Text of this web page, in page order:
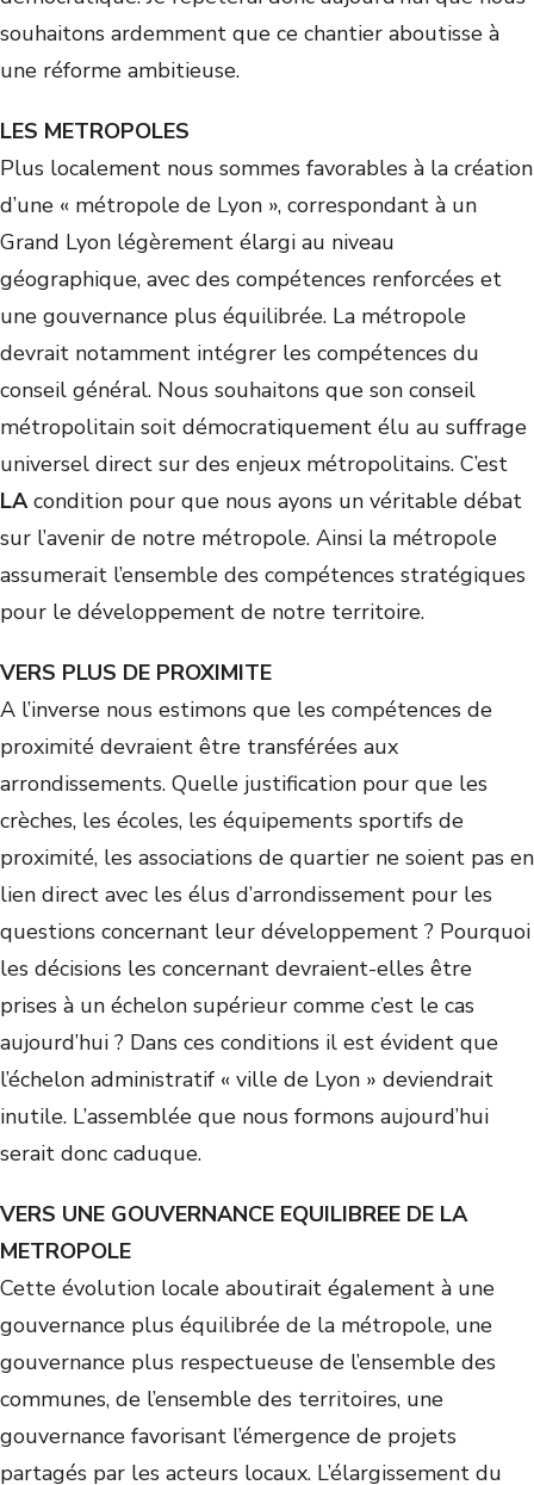
souhaitons ardemment que ce chantier aboutisse à
une réforme ambitieuse.
LES METROPOLES
Plus localement nous sommes favorables à la création
d’une « métropole de Lyon », correspondant à un
Grand Lyon légèrement élargi au niveau
géographique, avec des compétences renforcées et
une gouvernance plus équilibrée. La métropole
devrait notamment intégrer les compétences du
conseil général. Nous souhaitons que son conseil
métropolitain soit démocratiquement élu au suffrage
universel direct sur des enjeux métropolitains. C’est
LAcondition pour que nous ayons un véritable débat
sur l’avenir de notre métropole. Ainsi la métropole
assumerait l’ensemble des compétences stratégiques
pour le développement de notre territoire.
VERS PLUS DE PROXIMITE
A l’inverse nous estimons que les compétences de
proximité devraient être transférées aux
arrondissements. Quelle justification pour que les
crèches, les écoles, les équipements sportifs de
proximité, les associations de quartier ne soient pas en
lien direct avec les élus d’arrondissement pour les
questions concernant leur développement ? Pourquoi
les décisions les concernant devraient-elles être
prises à un échelon supérieur comme c’est le cas
aujourd’hui ? Dans ces conditions il est évident que
l’échelon administratif « ville de Lyon » deviendrait
inutile. L’assemblée que nous formons aujourd’hui
serait donc caduque.
VERS UNE GOUVERNANCE EQUILIBREE DE LA
METROPOLE
Cette évolution locale aboutirait également à une
gouvernance plus équilibrée de la métropole, une
gouvernance plus respectueuse de l’ensemble des
communes, de l’ensemble des territoires, une
gouvernance favorisant l’émergence de projets
partagés par les acteurs locaux. L’élargissement du